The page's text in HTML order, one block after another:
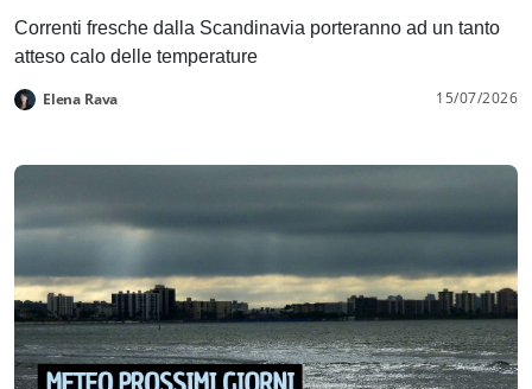
Correnti fresche dalla Scandinavia porteranno ad un tanto
atteso calo delle temperature
Elena Rava 15/07/2026